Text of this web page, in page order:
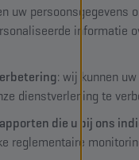
uw persoonsgegevens
informatie
: wij kunnen
dienstverlening te
die u bij ons
reglementaire